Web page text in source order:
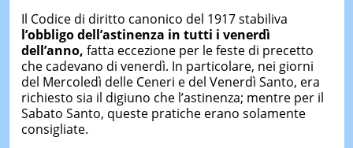
Il Codice di diritto canonico del 1917 stabiliva
l’obbligo dell’astinenza in tutti i venerdì
dell’anno, fatta eccezione per le feste di precetto
che cadevano di venerdì. In particolare, nei giorni
del Mercoledì delle Ceneri e del Venerdì Santo, era
richiesto sia il digiuno che l’astinenza; mentre per il
Sabato Santo, queste pratiche erano solamente
consigliate.